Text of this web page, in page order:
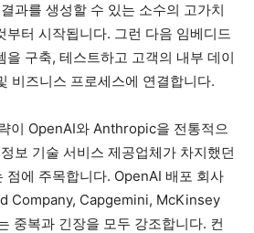
과를 생성할 수 있는 소수의 고가치
부터 시작됩니다. 그런 다음 임베디드
을 구축, 테스트하고 고객의 내부 데이
비즈니스 프로세스에 연결합니다.
이 OpenAI와 Anthropic을 전통적으
보 기술 서비스 제공업체가 차지했던
점에 주목합니다. OpenAI 배포 회사
Company, Capgemini, McKinsey
중복과 긴장을 모두 강조합니다. 컨